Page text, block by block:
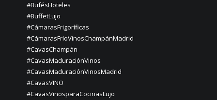
#BufésHoteles
#BuffetLujo
#CámarasFrigoríficas
#CámarasFríoVinosChampánMadrid
#CavasChampán
#CavasMaduraciónVinos
#CavasMaduraciónVinosMadrid
#CavasVINO
#CavasVinosparaCocinasLujo